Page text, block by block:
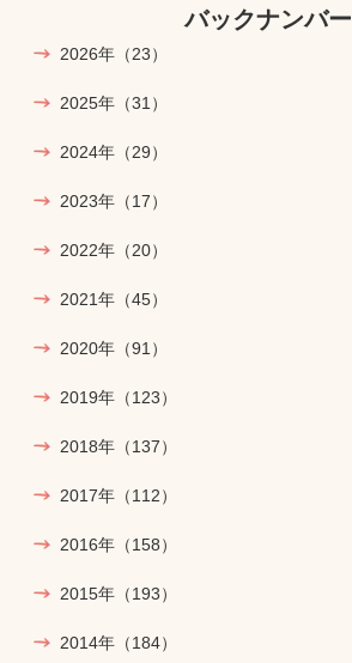
バックナンバー
2026年 （23）
2025年 （31）
2024年 （29）
2023年 （17）
2022年 （20）
2021年 （45）
2020年 （91）
2019年 （123）
2018年 （137）
2017年 （112）
2016年 （158）
2015年 （193）
2014年 （184）